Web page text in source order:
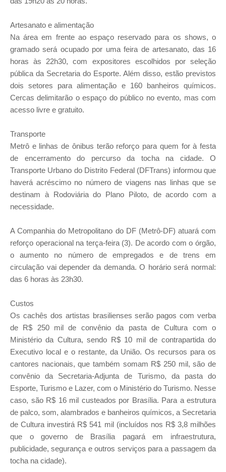
Artesanato e alimentação
Na área em frente ao espaço reservado para os shows, o
gramado será ocupado por uma feira de artesanato, das 16
horas às 22h30, com expositores escolhidos por seleção
pública da Secretaria do Esporte. Além disso, estão previstos
dois setores para alimentação e 160 banheiros químicos.
Cercas delimitarão o espaço do público no evento, mas com
acesso livre e gratuito.
Transporte
Metrô e linhas de ônibus terão reforço para quem for à festa
de encerramento do percurso da tocha na cidade. O
Transporte Urbano do Distrito Federal (DFTrans) informou que
haverá acréscimo no número de viagens nas linhas que se
destinam à Rodoviária do Plano Piloto, de acordo com a
necessidade.
A Companhia do Metropolitano do DF (Metrô-DF) atuará com
reforço operacional na terça-feira (3). De acordo com o órgão,
o aumento no número de empregados e de trens em
circulação vai depender da demanda. O horário será normal:
das 6 horas às 23h30.
Custos
Os cachês dos artistas brasilienses serão pagos com verba
de R$ 250 mil de convênio da pasta de Cultura com o
Ministério da Cultura, sendo R$ 10 mil de contrapartida do
Executivo local e o restante, da União. Os recursos para os
cantores nacionais, que também somam R$ 250 mil, são de
convênio da Secretaria-Adjunta de Turismo, da pasta do
Esporte, Turismo e Lazer, com o Ministério do Turismo. Nesse
caso, são R$ 16 mil custeados por Brasília. Para a estrutura
de palco, som, alambrados e banheiros químicos, a Secretaria
de Cultura investirá R$ 541 mil (incluídos nos R$ 3,8 milhões
que o governo de Brasília pagará em infraestrutura,
publicidade, segurança e outros serviços para a passagem da
tocha na cidade).